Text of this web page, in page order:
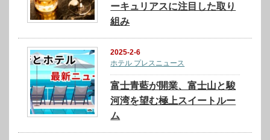
ーキュリアスに注目した取り
組み
2025-2-6
ホテル プレスニュース
富士青藍が開業、富士山と駿
河湾を望む極上スイートルー
ム